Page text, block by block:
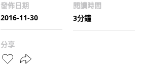
發佈日期
2016-11-30
閱讀時間
3分鐘
分享